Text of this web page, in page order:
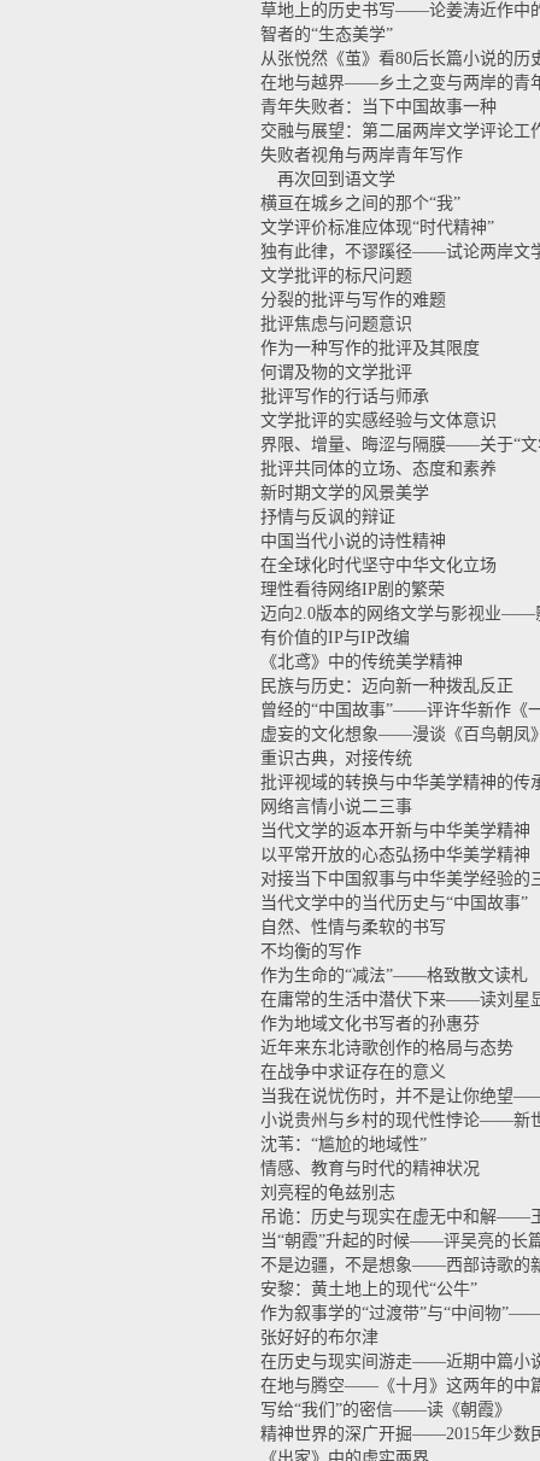
草地上的历史书写——论姜涛近作中
智者的“生态美学”
从张悦然《茧》看80后长篇小说的历
在地与越界——乡土之变与两岸的青
青年失败者：当下中国故事一种
交融与展望：第二届两岸文学评论工
失败者视角与两岸青年写作
再次回到语文学
横亘在城乡之间的那个“我”
文学评价标准应体现“时代精神”
独有此律，不谬蹊径——试论两岸文
文学批评的标尺问题
分裂的批评与写作的难题
批评焦虑与问题意识
作为一种写作的批评及其限度
何谓及物的文学批评
批评写作的行话与师承
文学批评的实感经验与文体意识
界限、增量、晦涩与隔膜——关于“文
批评共同体的立场、态度和素养
新时期文学的风景美学
抒情与反讽的辩证
中国当代小说的诗性精神
在全球化时代坚守中华文化立场
理性看待网络IP剧的繁荣
迈向2.0版本的网络文学与影视业——
有价值的IP与IP改编
《北鸢》中的传统美学精神
民族与历史：迈向新一种拨乱反正
曾经的“中国故事”——评许华新作《
虚妄的文化想象——漫谈《百鸟朝凤
重识古典，对接传统
批评视域的转换与中华美学精神的传
网络言情小说二三事
当代文学的返本开新与中华美学精神
以平常开放的心态弘扬中华美学精神
对接当下中国叙事与中华美学经验的
当代文学中的当代历史与“中国故事”
自然、性情与柔软的书写
不均衡的写作
作为生命的“减法”——格致散文读札
在庸常的生活中潜伏下来——读刘星
作为地域文化书写者的孙惠芬
近年来东北诗歌创作的格局与态势
在战争中求证存在的意义
当我在说忧伤时，并不是让你绝望
小说贵州与乡村的现代性悖论——新
沈苇：“尴尬的地域性”
情感、教育与时代的精神状况
刘亮程的龟兹别志
吊诡：历史与现实在虚无中和解——
当“朝霞”升起的时候——评吴亮的长
不是边疆，不是想象——西部诗歌的
安黎：黄土地上的现代“公牛”
作为叙事学的“过渡带”与“中间物
张好好的布尔津
在历史与现实间游走——近期中篇小
在地与腾空——《十月》这两年的中
写给“我们”的密信——读《朝霞》
精神世界的深广开掘——2015年少数